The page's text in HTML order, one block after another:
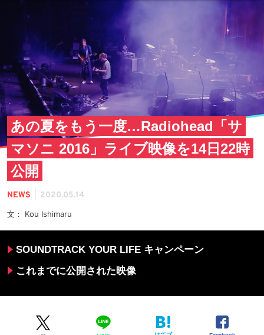
あの夏をもう一度…Radiohead「サ
マソニ 2016」ライブ映像を14日22時
公開
NEWS 2020.05.14
文： Kou Ishimaru
SOUNDTRACK YOUR LIFE キャンペーン
これまでに公開された映像